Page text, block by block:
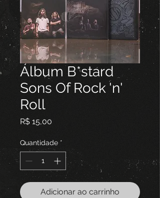
Álbum B*stard
Sons Of Rock 'n'
Roll
R$ 15,00
Quantidade *
Adicionar ao carrinho